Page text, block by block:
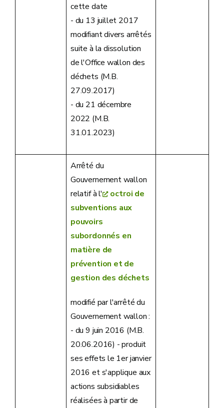
cette date
- du 13 juillet 2017
modifiant divers arrêtés
suite à la dissolution
de l'Office wallon des
déchets (M.B.
27.09.2017)
- du 21 décembre
2022 (M.B.
31.01.2023)
Arrêté du
Gouvernement wallon
relatif à l'
octroi de
subventions aux
pouvoirs
subordonnés en
matière de
prévention et de
gestion des déchets
modifié par l'arrêté du
Gouvernement wallon :
- du 9 juin 2016 (M.B.
20.06.2016) - produit
ses effets le 1er janvier
2016 et s'applique aux
actions subsidiables
réalisées à partir de